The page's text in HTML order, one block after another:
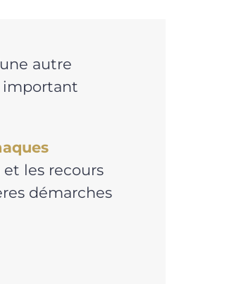
autre
important
les recours
démarches